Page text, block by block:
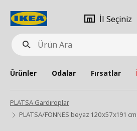
Ürün
Ara
İl Seçiniz
Ürünler Odalar Fırsatlar
PLATSA Gardıroplar
PLATSA/FONNES beyaz 120x57x191